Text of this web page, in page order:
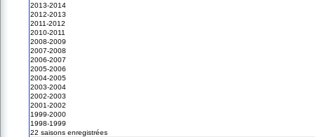
2013-2014
2012-2013
2011-2012
2010-2011
2008-2009
2007-2008
2006-2007
2005-2006
2004-2005
2003-2004
2002-2003
2001-2002
1999-2000
1998-1999
22 saisons enregistrées